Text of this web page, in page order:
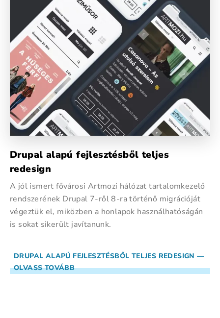
Drupal alapú fejlesztésből teljes
redesign
A jól ismert fővárosi Artmozi hálózat tartalomkezelő
rendszerének Drupal 7-ről 8-ra történő migrációját
végeztük el, miközben a honlapok használhatóságán
is sokat sikerült javítanunk.
DRUPAL ALAPÚ FEJLESZTÉSBŐL TELJES REDESIGN —
OLVASS TOVÁBB